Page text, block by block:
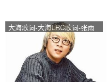
大海歌词-大海LRC歌词-张雨